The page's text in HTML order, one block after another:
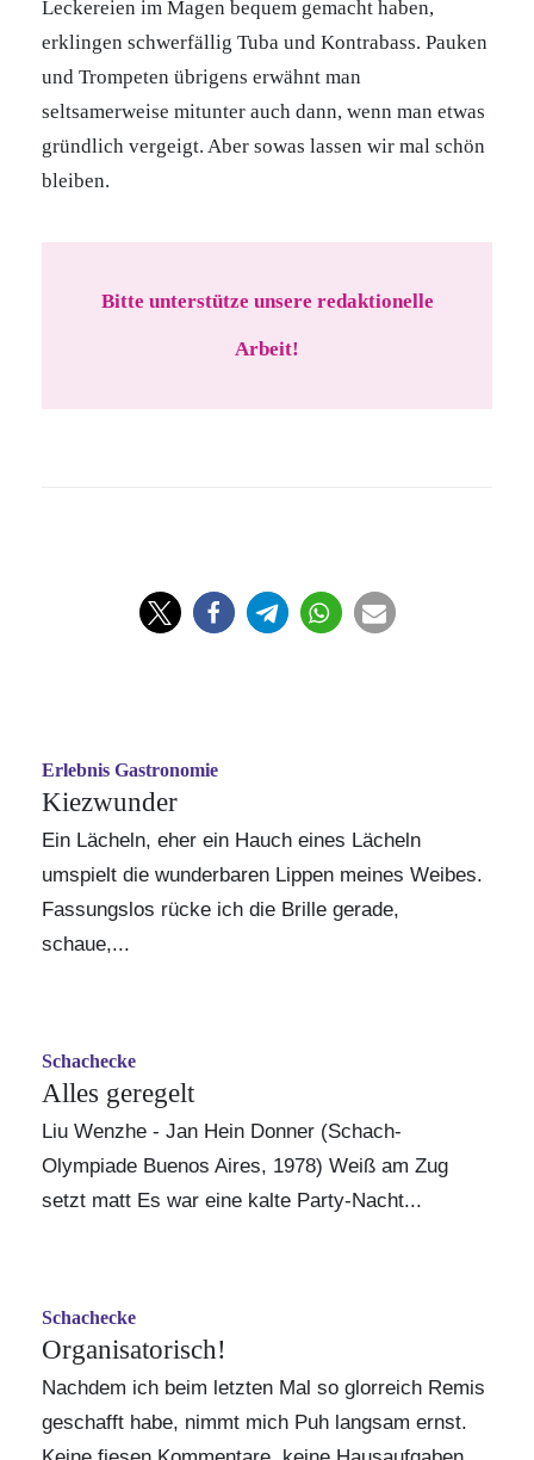
Leckereien im Magen bequem gemacht haben,
erklingen schwerfällig Tuba und Kontrabass. Pauken
und Trompeten übrigens erwähnt man
seltsamerweise mitunter auch dann, wenn man etwas
gründlich vergeigt. Aber sowas lassen wir mal schön
bleiben.
Bitte unterstütze unsere redaktionelle
Arbeit!
Erlebnis Gastronomie
Kiezwunder
Ein Lächeln, eher ein Hauch eines Lächeln
umspielt die wunderbaren Lippen meines Weibes.
Fassungslos rücke ich die Brille gerade,
schaue,...
Schachecke
Alles geregelt
Liu Wenzhe - Jan Hein Donner (Schach-
Olympiade Buenos Aires, 1978) Weiß am Zug
setzt matt Es war eine kalte Party-Nacht...
Schachecke
Organisatorisch!
Nachdem ich beim letzten Mal so glorreich Remis
geschafft habe, nimmt mich Puh langsam ernst.